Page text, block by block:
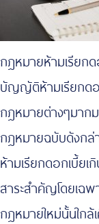
กฎหมายห้ามเรียก
บัญญัติห้ามเรียกด
กฎหมายต่างๆมา
กฎหมายฉบับดังกล่
ห้ามเรียกดอกเบี้ย
สาระสำคัญโดยเฉ
กฎหมายใหม่นั้นใก